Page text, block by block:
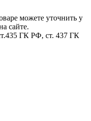
можете уточнить у
сайте.
ГК РФ, cт. 437 ГК